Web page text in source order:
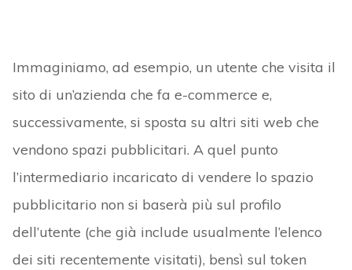
Immaginiamo, ad esempio, un utente che visita il
sito di un’azienda che fa e-commerce e,
successivamente, si sposta su altri siti web che
vendono spazi pubblicitari. A quel punto
l’intermediario incaricato di vendere lo spazio
pubblicitario non si baserà più sul profilo
dell’utente (che già include usualmente l’elenco
dei siti recentemente visitati), bensì sul token